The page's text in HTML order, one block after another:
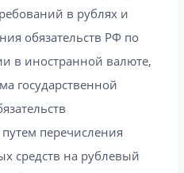
в рублях и
обязательств РФ по
в иностранной валюте,
государственной
перечисления
средств на рублевый